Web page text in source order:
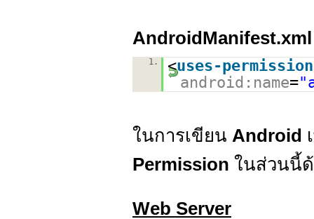
AndroidManifest.xml
1. <uses-permission
android:name=
ในการเขียน Android
Permission ในส่วนนี้
Web Server